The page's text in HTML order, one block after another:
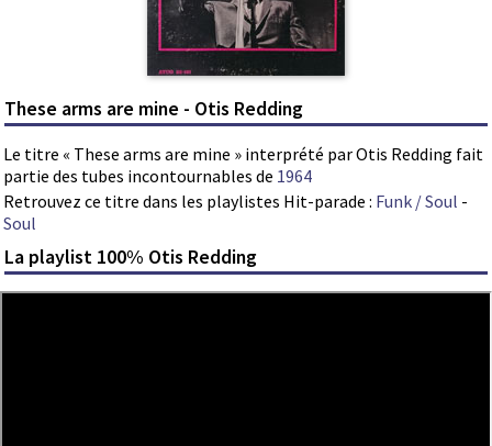
These arms are mine - Otis Redding
Le titre « These arms are mine » interprété par Otis Redding fait
partie des tubes incontournables de 1964
Retrouvez ce titre dans les playlistes Hit-parade : Funk / Soul -
Soul
La playlist 100% Otis Redding